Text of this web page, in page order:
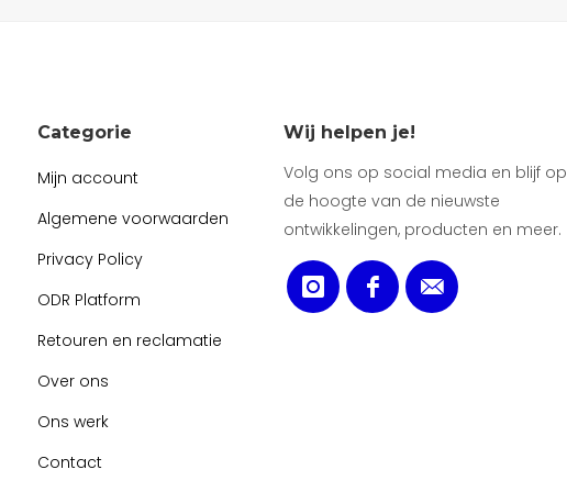
Categorie
Mijn account
Algemene voorwaarden
Privacy Policy
ODR Platform
Retouren en reclamatie
Over ons
Ons werk
Contact
Wij helpen je!
Volg ons op social media en blijf op
de hoogte van de nieuwste
ontwikkelingen, producten en meer.